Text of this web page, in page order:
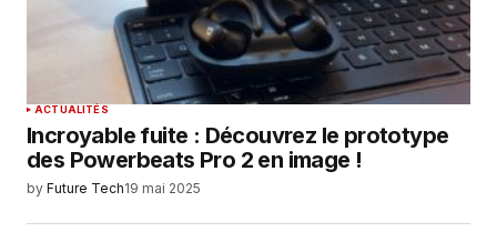
ACTUALITÉS
Incroyable fuite : Découvrez le prototype
des Powerbeats Pro 2 en image !
by Future Tech19 mai 2025